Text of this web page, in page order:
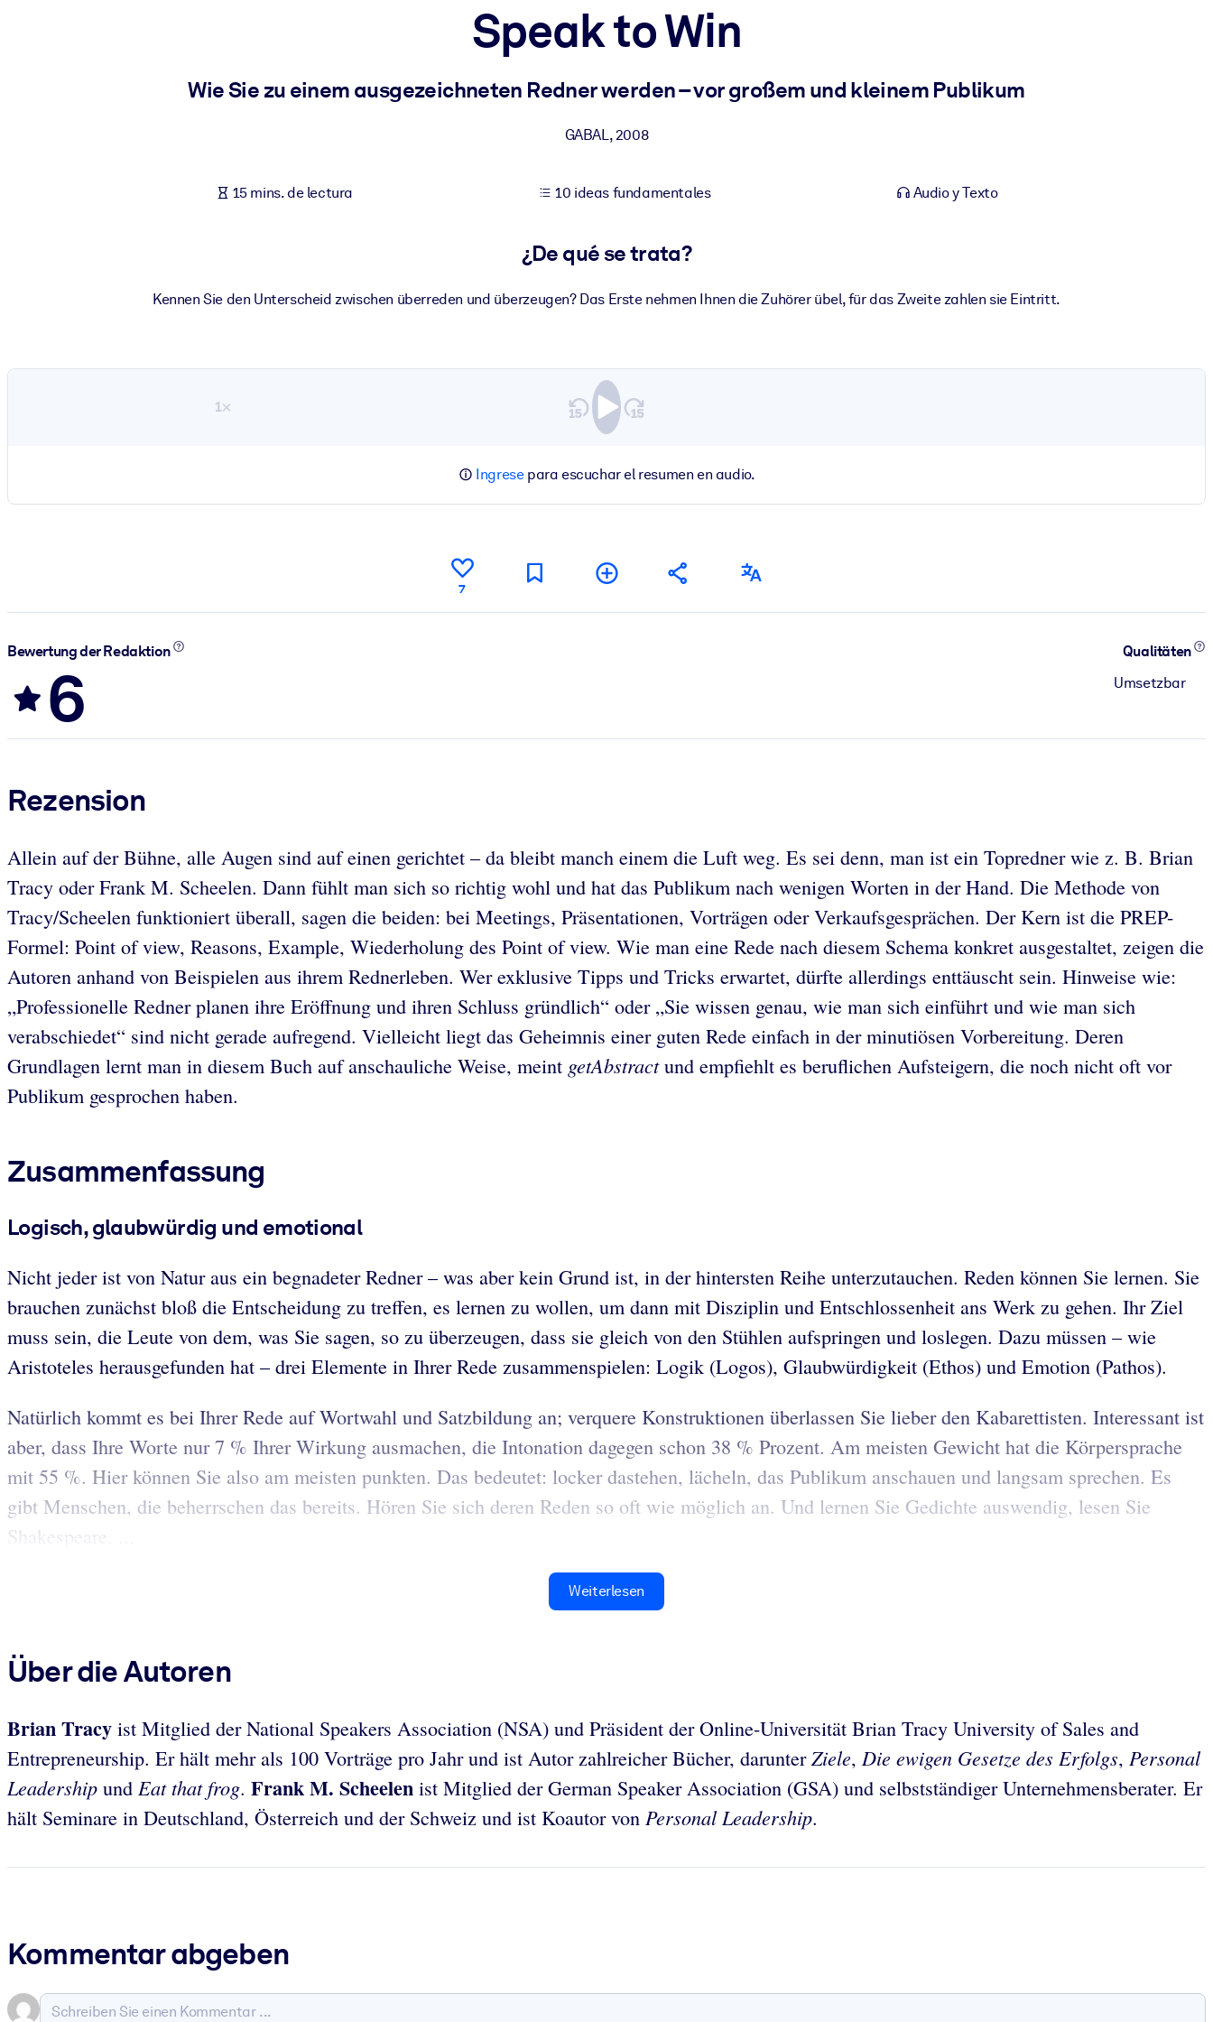
Para bibliotecas corporativas
Enriquezca su biblioteca corporativa con conocimientos empresariales confiables y listos para usar.
Alimente sus sistemas de IA con conocimientos fiables y estructurados para mejorar los resultados.
Speak to Win
Wie Sie zu einem ausgezeichneten Redner werden – vor großem und kleinem Publikum
GABAL,2008
15 mins. de lectura 10 ideas fundamentales Audio y Texto
¿De qué se trata?
Kennen Sie den Unterscheid zwischen überreden und überzeugen? Das Erste nehmen Ihnen die Zuhörer übel, für das Zweite zahlen sie Eintritt.
1×
Ingresepara escuchar el resumen en audio.
7
Bewertung der Redaktion
6
Qualitäten
Umsetzbar
Rezension
Allein auf der Bühne, alle Augen sind auf einen gerichtet – da bleibt manch einem die Luft weg. Es sei denn, man ist ein Topredner wie z. B. Brian
Tracy oder Frank M. Scheelen. Dann fühlt man sich so richtig wohl und hat das Publikum nach wenigen Worten in der Hand. Die Methode von
Tracy/Scheelen funktioniert überall, sagen die beiden: bei Meetings, Präsentationen, Vorträgen oder Verkaufsgesprächen. Der Kern ist die PREP-
Formel: Point of view, Reasons, Example, Wiederholung des Point of view. Wie man eine Rede nach diesem Schema konkret ausgestaltet, zeigen die
Autoren anhand von Beispielen aus ihrem Rednerleben. Wer exklusive Tipps und Tricks erwartet, dürfte allerdings enttäuscht sein. Hinweise wie:
„Professionelle Redner planen ihre Eröffnung und ihren Schluss gründlich“ oder „Sie wissen genau, wie man sich einführt und wie man sich
verabschiedet“ sind nicht gerade aufregend. Vielleicht liegt das Geheimnis einer guten Rede einfach in der minutiösen Vorbereitung. Deren
Grundlagen lernt man in diesem Buch auf anschauliche Weise, meint getAbstractund empfiehlt es beruflichen Aufsteigern, die noch nicht oft vor
Publikum gesprochen haben.
Zusammenfassung
Logisch, glaubwürdig und emotional
Nicht jeder ist von Natur aus ein begnadeter Redner – was aber kein Grund ist, in der hintersten Reihe unterzutauchen. Reden können Sie lernen. Sie
brauchen zunächst bloß die Entscheidung zu treffen, es lernen zu wollen, um dann mit Disziplin und Entschlossenheit ans Werk zu gehen. Ihr Ziel
muss sein, die Leute von dem, was Sie sagen, so zu überzeugen, dass sie gleich von den Stühlen aufspringen und loslegen. Dazu müssen – wie
Aristoteles herausgefunden hat – drei Elemente in Ihrer Rede zusammenspielen: Logik (Logos), Glaubwürdigkeit (Ethos) und Emotion (Pathos).
Natürlich kommt es bei Ihrer Rede auf Wortwahl und Satzbildung an; verquere Konstruktionen überlassen Sie lieber den Kabarettisten. Interessant ist
aber, dass Ihre Worte nur 7 % Ihrer Wirkung ausmachen, die Intonation dagegen schon 38 % Prozent. Am meisten Gewicht hat die Körpersprache
mit 55 %. Hier können Sie also am meisten punkten. Das bedeutet: locker dastehen, lächeln, das Publikum anschauen und langsam sprechen. Es
gibt Menschen, die beherrschen das bereits. Hören Sie sich deren Reden so oft wie möglich an. Und lernen Sie Gedichte auswendig, lesen Sie
Shakespeare. ...
Weiterlesen
Über die Autoren
Brian Tracy ist Mitglied der National Speakers Association (NSA) und Präsident der Online-Universität Brian Tracy University of Sales and
Entrepreneurship. Er hält mehr als 100 Vorträge pro Jahr und ist Autor zahlreicher Bücher, darunterZiele, Die ewigen Gesetze des Erfolgs, Personal
Leadership und Eat that frog. Frank M. Scheelen ist Mitglied der German Speaker Association (GSA) und selbstständiger Unternehmensberater. Er
hält Seminare in Deutschland, Österreich und der Schweiz und ist Koautor von Personal Leadership.
Kommentar abgeben